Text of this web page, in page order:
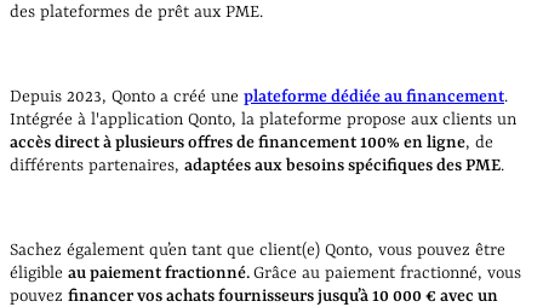
des plateformes de prêt aux PME.
Depuis 2023, Qonto a créé une plateforme dédiée au financement.
Intégrée à l'application Qonto, la plateforme propose aux clients un
accès direct à plusieurs offres de financement 100% en ligne, de
différents partenaires, adaptées aux besoins spécifiques des PME.
Sachez également qu’en tant que client(e) Qonto, vous pouvez être
éligible au paiement fractionné.Grâce au paiement fractionné, vous
pouvez financer vos achats fournisseurs jusqu’à 10 000 € avec un